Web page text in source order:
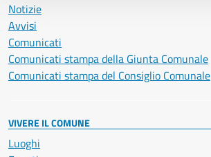
Notizie
Avvisi
Comunicati
Comunicati stampa della Giunta Comunale
Comunicati stampa del Consiglio Comunale
VIVERE IL COMUNE
Luoghi